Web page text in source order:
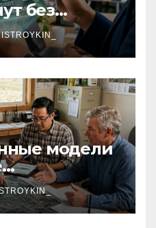
без
участия
в
модели